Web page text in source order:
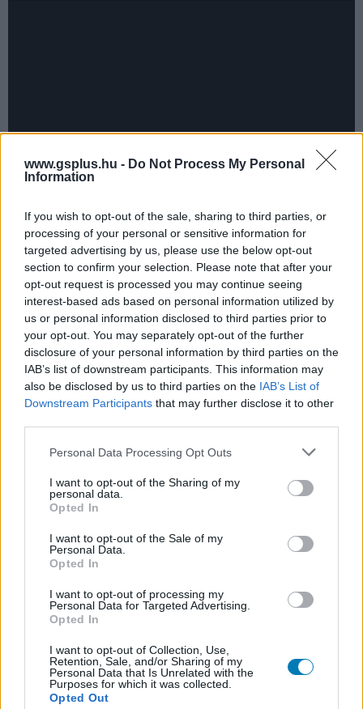
www.gsplus.hu - Do Not Process My Personal
Information
If you wish to opt-out of the sale, sharing to third parties, or
processing of your personal or sensitive information for
targeted advertising by us, please use the below opt-out
section to confirm your selection. Please note that after your
opt-out request is processed you may continue seeing
interest-based ads based on personal information utilized by
us or personal information disclosed to third parties prior to
your opt-out. You may separately opt-out of the further
disclosure of your personal information by third parties on the
IAB’s list of downstream participants. This information may
also be disclosed by us to third parties on the IAB’s List of
Downstream Participants that may further disclose it to other
Please note that this website/app uses one or more Google
not limited to your visit or usage behaviour. You may click to
grant or deny consent to Google and its third-party tags to
use your data for below specified purposes in below Google
consent section.
Personal Data Processing Opt Outs
I want to opt-out of the Sharing of my
personal data.
Opted In
I want to opt-out of the Sale of my
Personal Data.
Opted In
I want to opt-out of processing my
Personal Data for Targeted Advertising.
Opted In
I want to opt-out of Collection, Use,
Retention, Sale, and/or Sharing of my
Personal Data that Is Unrelated with the
Purposes for which it was collected.
Opted Out
Olvasd telefonon csak a legfontosabb híreket!
Semmi spam, csak napi 2-3 értesítés Viberen, hogy
képben maradj a játék- és filmvilág, a geek kultúra
legérdekesebb híreivel.
Feliratkozom
hangulata – Jön a második forduló! (X)
sorozat.